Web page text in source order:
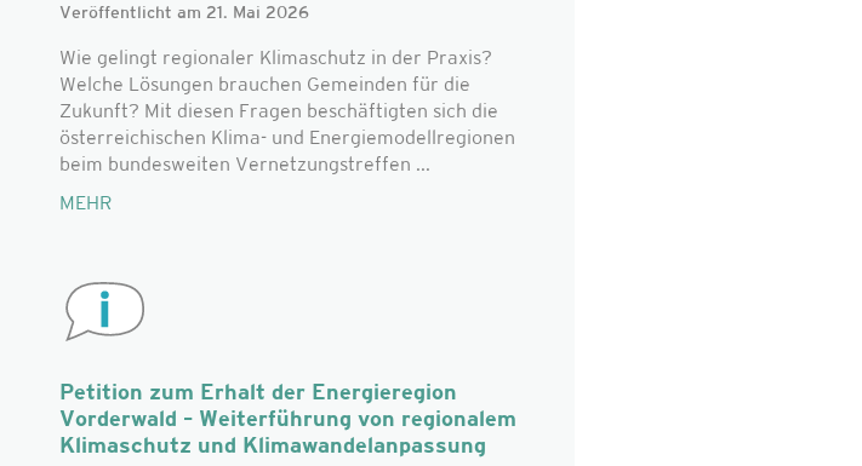
Veröffentlicht am 21. Mai 2026
Wie gelingt regionaler Klimaschutz in der Praxis?
Welche Lösungen brauchen Gemeinden für die
Zukunft? Mit diesen Fragen beschäftigten sich die
österreichischen Klima- und Energiemodellregionen
beim bundesweiten Vernetzungstreffen ...
MEHR
Petition zum Erhalt der Energieregion
Vorderwald – Weiterführung von regionalem
Klimaschutz und Klimawandelanpassung